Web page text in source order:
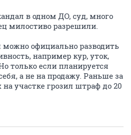
в одном ДО, суд, много
милостиво разрешили.
можно официально разводить
например кур, уток,
только если планируется
а не на продажу. Раньше за
участке грозил штраф до 20